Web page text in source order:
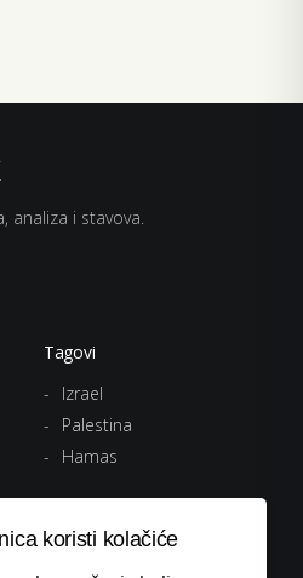
analiza i stavova.
Tagovi
Izrael
Palestina
Hamas
koristi kolačiće